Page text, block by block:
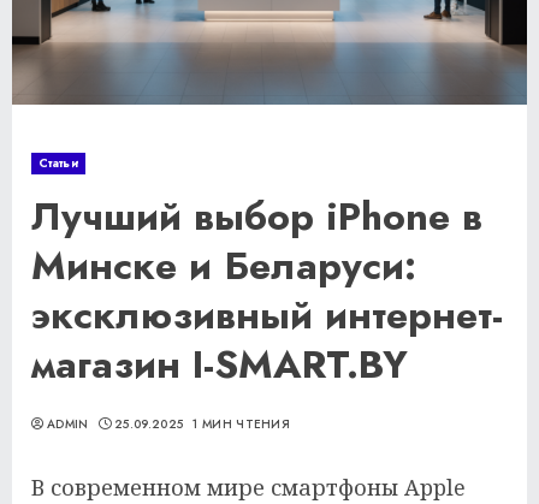
Статьи
Лучший выбор iPhone в
Минске и Беларуси:
эксклюзивный интернет-
магазин I-SMART.BY
ADMIN 25.09.2025 1 МИН ЧТЕНИЯ
В современном мире смартфоны Apple